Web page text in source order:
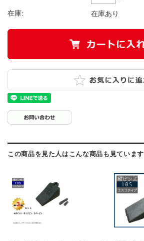
在庫: 在庫あり
この商品を見た人はこんな商品も見ています